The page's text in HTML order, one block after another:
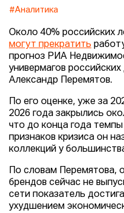
#Аналитика
Около 40% российских
могут прекратить
прогноз РИА
универмагов
Александр Перемятов.
По его оценке, уже за
2026 года закрылись
что до конца года
признаков кризиса он
коллекций у
По словам Перемятова,
брендов сейчас не
сети показатель
ухудшением